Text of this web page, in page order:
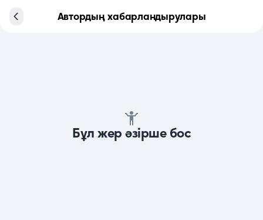
Автордың хабарландырулары
Бұл жер әзірше бос